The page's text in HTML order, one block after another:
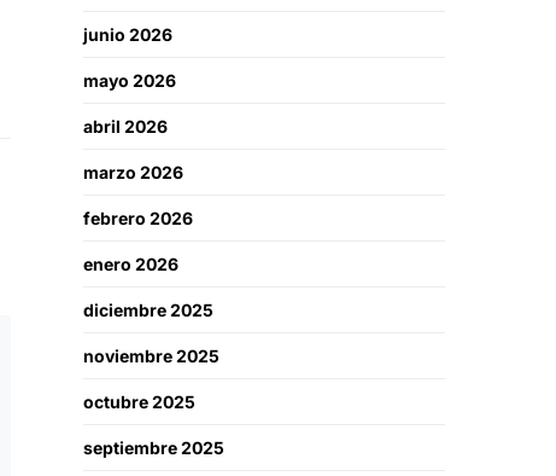
junio 2026
mayo 2026
abril 2026
marzo 2026
febrero 2026
enero 2026
diciembre 2025
noviembre 2025
octubre 2025
septiembre 2025